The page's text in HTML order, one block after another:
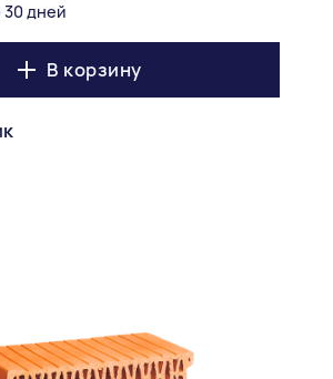
30 дней
В корзину